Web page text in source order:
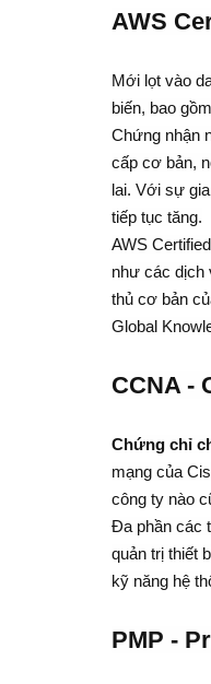
AWS
Mới lọt vào
biến, bao
Chứng nhận
cấp cơ bản,
lai. Với sự
tiếp tục tăng.
AWS
như các dịch
thủ cơ bản
Global
CCNA -
Chứng chỉ
mạng của
công ty nào
Đa phần các
quản trị thiết
kỹ năng hệ
PMP -